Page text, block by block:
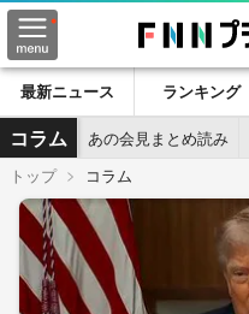
最新ニュース ランキング
コラム あの会見まとめ読み
トップ
コラム